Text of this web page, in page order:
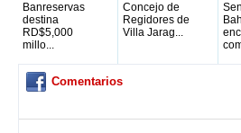
Banreservas
destina
RD$5,000
millo...
Concejo de
Regidores de
Villa Jarag...
Comentarios